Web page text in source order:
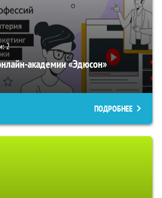
2
академии «Эдюсон»
ПОДРОБНЕЕ